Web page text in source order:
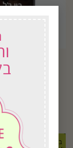
דשן
בחירת
במשלוח